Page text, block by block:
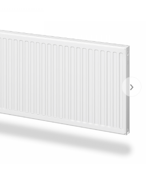
›